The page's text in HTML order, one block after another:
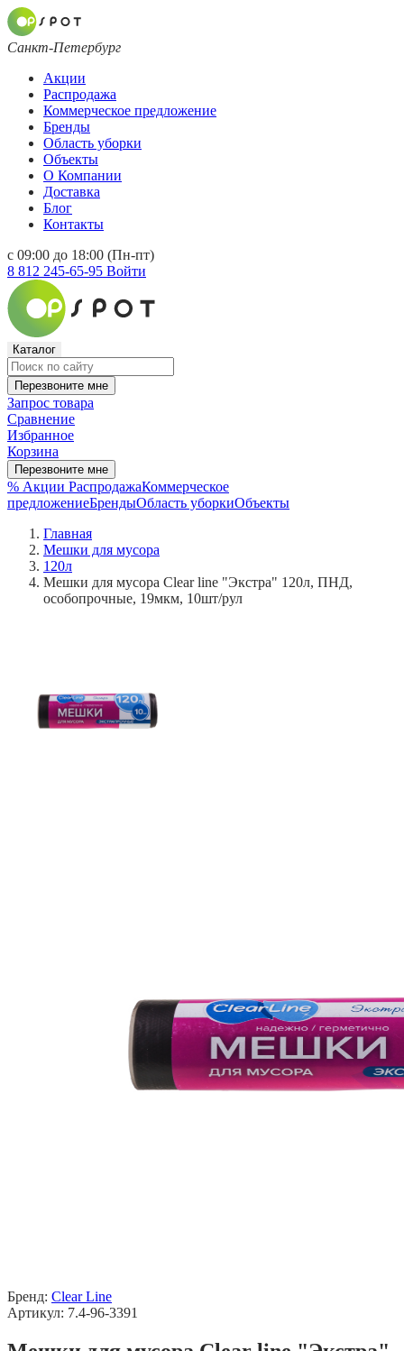
Санкт-Петербург
Акции
Распродажа
Коммерческое предложение
Бренды
Область уборки
Объекты
О Компании
Доставка
Блог
Контакты
с 09:00 до 18:00 (Пн-пт)
8 812 245-65-95 Войти
Каталог
Перезвоните мне
Запрос товара
Сравнение
Избранное
Корзина
Перезвоните мне
% Акции РаспродажаКоммерческое
предложениеБрендыОбласть уборкиОбъекты
Главная
Мешки для мусора
120л
Мешки для мусора Clear line "Экстра" 120л, ПНД,
особопрочные, 19мкм, 10шт/рул
Бренд: Clear Line
Артикул: 7.4-96-3391